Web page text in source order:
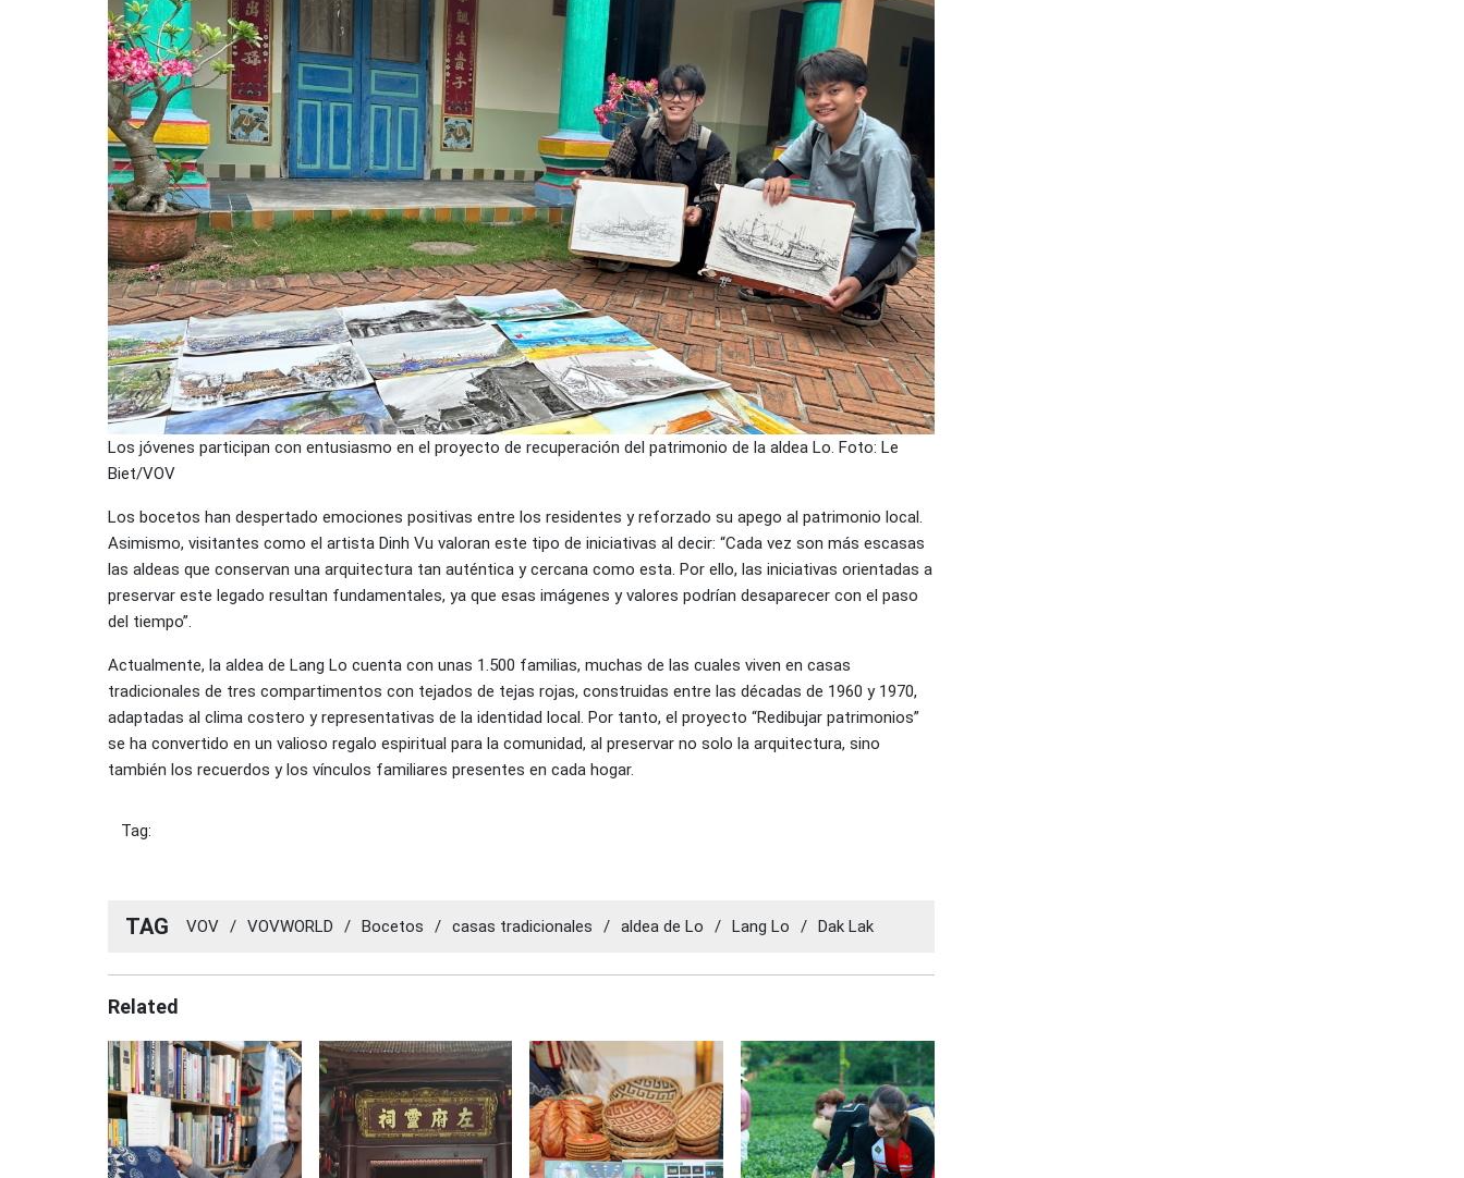
Los jóvenes participan con entusiasmo en el proyecto de recuperación del patrimonio de la aldea Lo. Foto: Le
Biet/VOV
Los bocetos han despertado emociones positivas entre los residentes y reforzado su apego al patrimonio local.
Asimismo, visitantes como el artista Dinh Vu valoran este tipo de iniciativas al decir: “Cada vez son más escasas
las aldeas que conservan una arquitectura tan auténtica y cercana como esta. Por ello, las iniciativas orientadas a
preservar este legado resultan fundamentales, ya que esas imágenes y valores podrían desaparecer con el paso
del tiempo”.
Actualmente, la aldea de Lang Lo cuenta con unas 1.500 familias, muchas de las cuales viven en casas
tradicionales de tres compartimentos con tejados de tejas rojas, construidas entre las décadas de 1960 y 1970,
adaptadas al clima costero y representativas de la identidad local. Por tanto, el proyecto “Redibujar patrimonios”
se ha convertido en un valioso regalo espiritual para la comunidad, al preservar no solo la arquitectura, sino
también los recuerdos y los vínculos familiares presentes en cada hogar.
Tag:
TAG VOV / VOVWORLD / Bocetos / casas tradicionales / aldea de Lo / Lang Lo / Dak Lak
Related